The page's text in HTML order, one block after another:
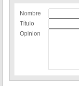
Nombre
Título
Opinion